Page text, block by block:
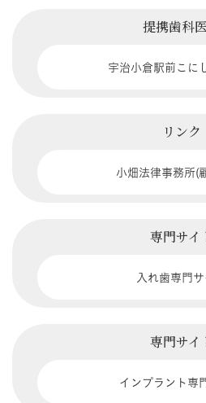
提携歯科
宇治小倉駅前こに
リンク
小畑法律事務所(
専門サイ
入れ歯専門
専門サイ
インプラント専